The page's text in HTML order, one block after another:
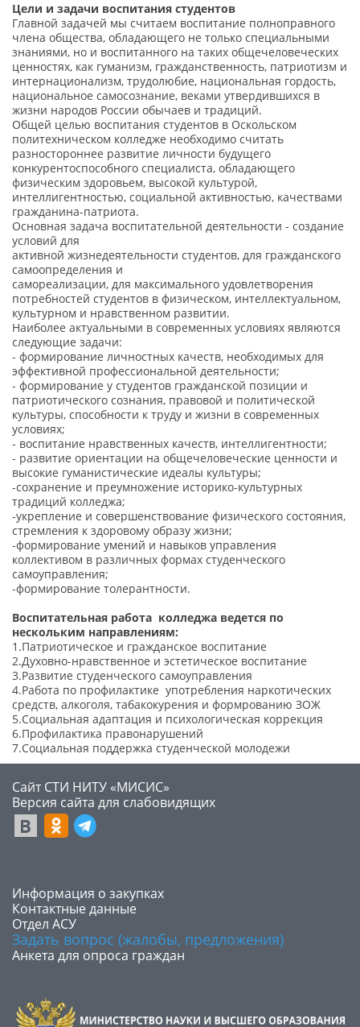
Цели и задачи воспитания студентов
Главной задачей мы считаем воспитание полноправного
члена общества, обладающего не только специальными
знаниями, но и воспитанного на таких общечеловеческих
ценностях, как гуманизм, гражданственность, патриотизм и
интернационализм, трудолюбие, национальная гордость,
национальное самосознание, веками утвердившихся в
жизни народов России обычаев и традиций.
Общей целью воспитания студентов в Оскольском
политехническом колледже необходимо считать
разностороннее развитие личности будущего
конкурентоспособного специалиста, обладающего
физическим здоровьем, высокой культурой,
интеллигентностью, социальной активностью, качествами
гражданина-патриота.
Основная задача воспитательной деятельности - создание
условий для
активной жизнедеятельности студентов, для гражданского
самоопределения и
самореализации, для максимального удовлетворения
потребностей студентов в физическом, интеллектуальном,
культурном и нравственном развитии.
Наиболее актуальными в современных условиях являются
следующие задачи:
- формирование личностных качеств, необходимых для
эффективной профессиональной деятельности;
- формирование у студентов гражданской позиции и
патриотического сознания, правовой и политической
культуры, способности к труду и жизни в современных
условиях;
- воспитание нравственных качеств, интеллигентности;
- развитие ориентации на общечеловеческие ценности и
высокие гуманистические идеалы культуры;
-сохранение и преумножение историко-культурных
традиций колледжа;
-укрепление и совершенствование физического состояния,
стремления к здоровому образу жизни;
-формирование умений и навыков управления
коллективом в различных формах студенческого
самоуправления;
-формирование толерантности.
Воспитательная работа колледжа ведется по
нескольким направлениям:
1.Патриотическое и гражданское воспитание
2.Духовно-нравственное и эстетическое воспитание
3.Развитие студенческого самоуправления
4.Работа по профилактике употребления наркотических
средств, алкоголя, табакокурения и формрованию ЗОЖ
5.Социальная адаптация и психологическая коррекция
6.Профилактика правонарушений
7.Социальная поддержка студенческой молодежи
Сайт СТИ НИТУ «МИСИС»
​Версия сайта для слабовидящих
​Информация о закупках
Контактные данные
Отдел АСУ
Задать вопрос (жалобы, предложения)
Анкета для опроса граждан